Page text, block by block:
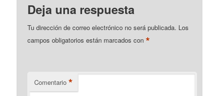
Deja una respuesta
Tu dirección de correo electrónico no será publicada. Los
campos obligatorios están marcados con*
Comentario *